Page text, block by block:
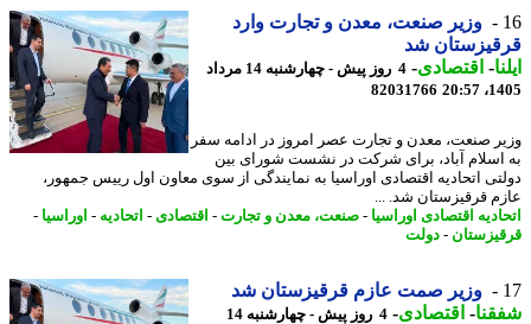
وزیر صنعت، معدن و تجارت وارد
شد
-اقتصادی-
4 روز پیش - چهارشنبه 14 مرداد
82031766
صنعت، معدن و تجارت عصر امروز در ادامه سفر
آباد، برای شرکت در نشست شورای بین
اتحادیه اقتصادی اوراسیا به نمایندگی از سوی معاون اول رییس جمهور،
قرقیزستان شد. ...
اقتصادی اوراسیا -صنعت، معدن و تجارت- اقتصادی-اتحادیه-اوراسیا -
-دولت
وزیر صمت عازم قرقیزستان شد
-اقتصادی-
4 روز پیش - چهارشنبه 14